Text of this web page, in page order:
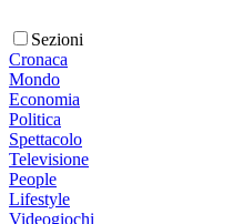
Sezioni
Cronaca
Mondo
Economia
Politica
Spettacolo
Televisione
People
Lifestyle
Videogiochi